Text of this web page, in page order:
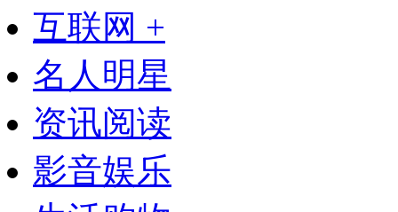
互联网 +
名人明星
资讯阅读
影音娱乐